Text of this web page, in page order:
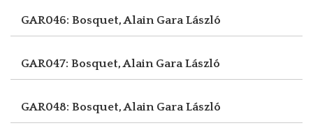
GAR046: Bosquet, Alain Gara László
GAR047: Bosquet, Alain Gara László
GAR048: Bosquet, Alain Gara László